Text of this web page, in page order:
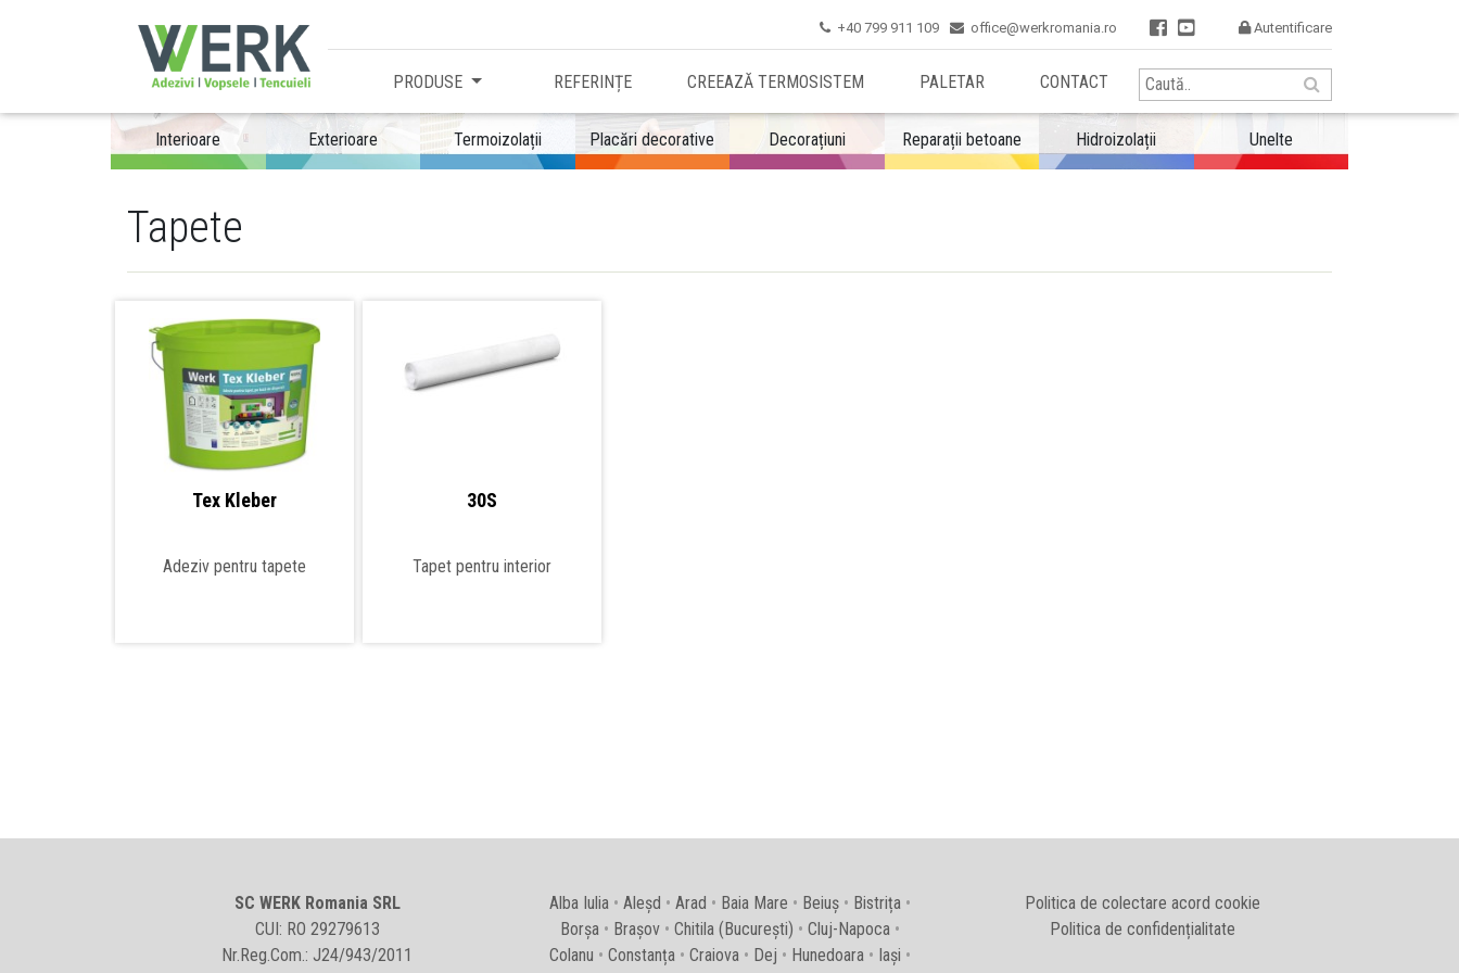
 +40 799 911 109  office@werkromania.ro   Autentificare
PRODUSE REFERINȚE CREEAZĂ TERMOSISTEM PALETAR CONTACT
Interioare Exterioare Termoizolații Placări decorative Decorațiuni Reparații betoane Hidroizolații Unelte
Tapete
Tex Kleber
Adeziv pentru tapete
30S
Tapet pentru interior
SC WERK Romania SRL
CUI: RO 29279613
Nr.Reg.Com.: J24/943/2011
Alba Iulia • Aleșd • Arad • Baia Mare • Beiuș• Bistrița •
Borșa • Brașov• Chitila (București) • Cluj-Napoca •
Colanu • Constanța • Craiova • Dej • Hunedoara • Iași •
Politica de colectare acord cookie
Politica de confidențialitate